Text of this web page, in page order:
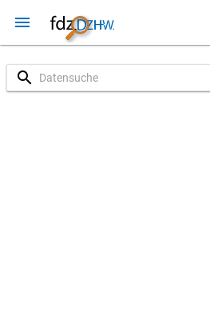
menu
search